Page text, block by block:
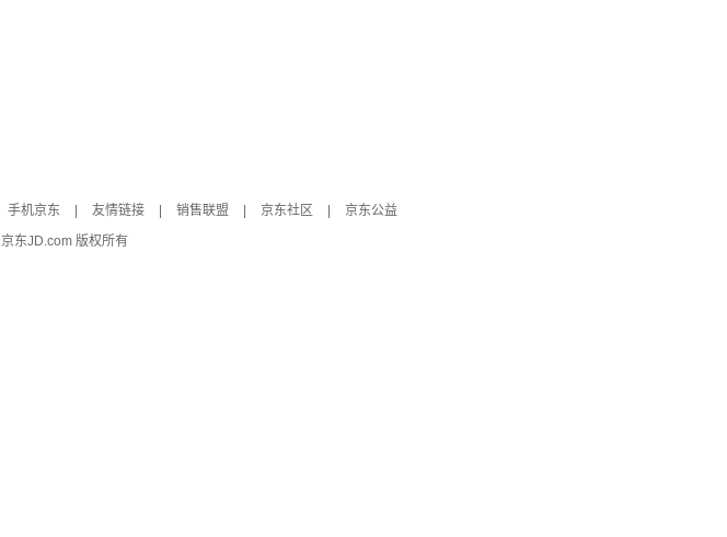
手机京东 友情链接 销售联盟 京东社区
京东公益
京东JD.com 版权所有